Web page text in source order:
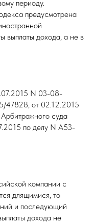
периоду.
предусмотрена
выплаты дохода, а не в
N 03-08-
47828, от 02.12.2015
суда
по делу N А53-
компании с
длящимися, то
и последующий
дохода не